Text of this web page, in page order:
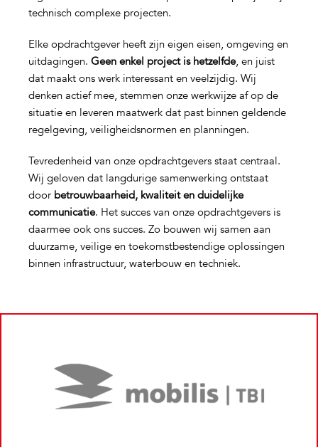
technisch complexe projecten.
Elke opdrachtgever heeft zijn eigen eisen, omgeving en
uitdagingen. Geen enkel project is hetzelfde, en juist
dat maakt ons werk interessant en veelzijdig. Wij
denken actief mee, stemmen onze werkwijze af op de
situatie en leveren maatwerk dat past binnen geldende
regelgeving, veiligheidsnormen en planningen.
Tevredenheid van onze opdrachtgevers staat centraal.
Wij geloven dat langdurige samenwerking ontstaat
door betrouwbaarheid, kwaliteit en duidelijke
communicatie. Het succes van onze opdrachtgevers is
daarmee ook ons succes. Zo bouwen wij samen aan
duurzame, veilige en toekomstbestendige oplossingen
binnen infrastructuur, waterbouw en techniek.